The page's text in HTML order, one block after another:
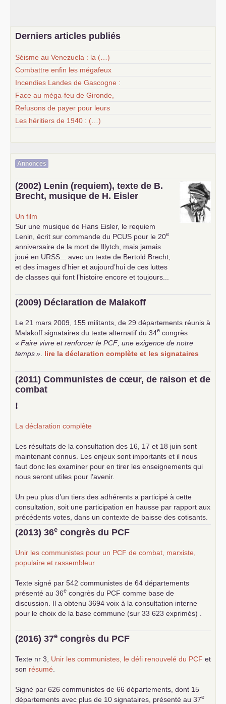
Derniers articles publiés
Séisme au Venezuela : la (…)
Combattre enfin les mégafeux
Incendies Landes de Gascogne :
Face au méga-feu de Gironde,
Refusons de payer pour leurs
Les héritiers de 1940 : (…)
Annonces
(2002) Lenin (requiem), texte de B.
Brecht, musique de H. Eisler
Un film
Sur une musique de Hans Eisler, le requiem
Lenin, écrit sur commande du PCUS pour le 20e
anniversaire de la mort de Illytch, mais jamais
joué en URSS ... avec un texte de Bertold Brecht,
et des images d’hier et aujourd’hui de ces luttes
de classes qui font l’histoire encore et toujours...
(2009) Déclaration de Malakoff
Le 21 mars 2009, 155 militants, de 29 départements réunis à
Malakoff signataires du texte alternatif du 34e congrès
«Faire vivre et renforcer le PCF , une exigence de notre
temps» lire la déclaration complète et les signataires
(2011) Communistes de cœur, de raison et de
combat
!
La déclaration complète
Les résultats de la consultation des 16, 17 et 18 juin sont
maintenant connus. Les enjeux sont importants et il nous
faut donc les examiner pour en tirer les enseignements qui
nous seront utiles pour l’avenir.
Un peu plus d’un tiers des adhérents a participé à cette
consultation, soit une participation en hausse par rapport aux
précédents votes, dans un contexte de baisse des cotisants.
... lire la suite
(2013) 36e congrès du PCF
Unir les communistes pour un PCF de combat, marxiste,
populaire et rassembleur
Texte signé par 542 communistes de 64 départements
présenté au 36e congrès du PCF comme base de
discussion. Il a obtenu 3694 voix à la consultation interne
pour le choix de la base commune (sur 33 623 exprimés) .
(2016) 37e congrès du PCF
Texte nr 3, Unir les communistes, le défi renouvelé du PCF et
son résumé
Signé par 626 communistes de 66 départements, dont 15
départements avec plus de 10 signataires, présenté au 37e